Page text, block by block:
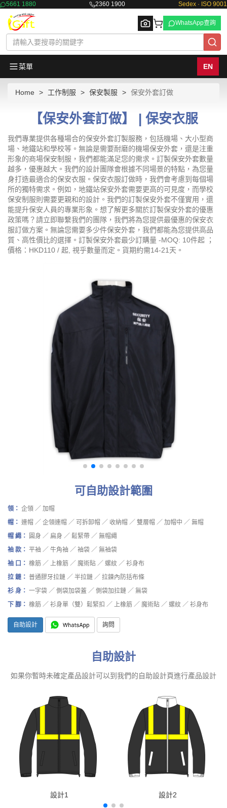
5661 1880 2360 1900 Sedex · ISO 9001
Browse
WhatsApp查詢
菜單 EN
Home 工作制服 保安製服 保安外套訂做
【保安外套訂做】 | 保安衣服
我們專業提供各種場合的保安外套訂製服務，包括機場、大小型商
場、地鐵站和學校等。無論是需要耐磨的機場保安外套，還是注重
形象的商場保安制服，我們都能滿足您的需求。訂製保安外套數量
越多，優惠越大。我們的設計團隊會根據不同場景的特點，為您量
身打造最適合的保安衣服。保安衣服訂做時，我們會考慮到每個場
所的獨特需求。例如，地鐵站保安外套需要更高的可見度，而學校
保安制服則需要更親和的設計。我們的訂製保安外套不僅實用，還
能提升保安人員的專業形象。想了解更多關於訂製保安外套的優惠
政策嗎？請立即聯繫我們的團隊，我們將為您提供最優惠的保安衣
服訂做方案。無論您需要多少件保安外套，我們都能為您提供高品
質、高性價比的選擇。訂製保安外套最少訂購量 -MOQ: 10件起 ；
價格：HKD110 / 起, 視乎數量而定。貨期約需14-21天。
可自助設計範圍
領： 企領 ／ 加帽
帽： 連帽 ／ 企領連帽 ／ 可拆卸帽 ／ 收納帽 ／ 雙層帽 ／ 加帽中 ／ 無帽
帽 繩：
圓身 ／ 扁身 ／ 鬆緊帶 ／ 無帽繩
袖 款： 平袖 ／ 牛角袖 ／ 袖袋 ／ 無袖袋
袖 口： 橡筋 ／ 上橡筋 ／ 魔術貼 ／ 螺紋 ／ 衫身布
拉 鏈： 普通膠牙拉鏈 ／ 半拉鏈 ／ 拉鍊內防括布條
衫 身： 一字袋 ／ 側袋加袋蓋 ／ 側袋加拉鏈 ／ 無袋
下 腳： 橡筋 ／ 衫身單（雙）鬆緊扣 ／ 上橡筋 ／ 魔術貼 ／ 螺紋 ／ 衫身布
自助設計 詢問
自助設計
如果你暫時未確定產品設計可以到我們的自助設計頁進行產品設計
設計1 設計2